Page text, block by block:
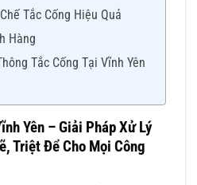
Tắc Cống Hiệu Quả
Hàng
Tắc Cống Tại Vĩnh Yên
Yên – Giải Pháp Xử Lý
Triệt Để Cho Mọi Công